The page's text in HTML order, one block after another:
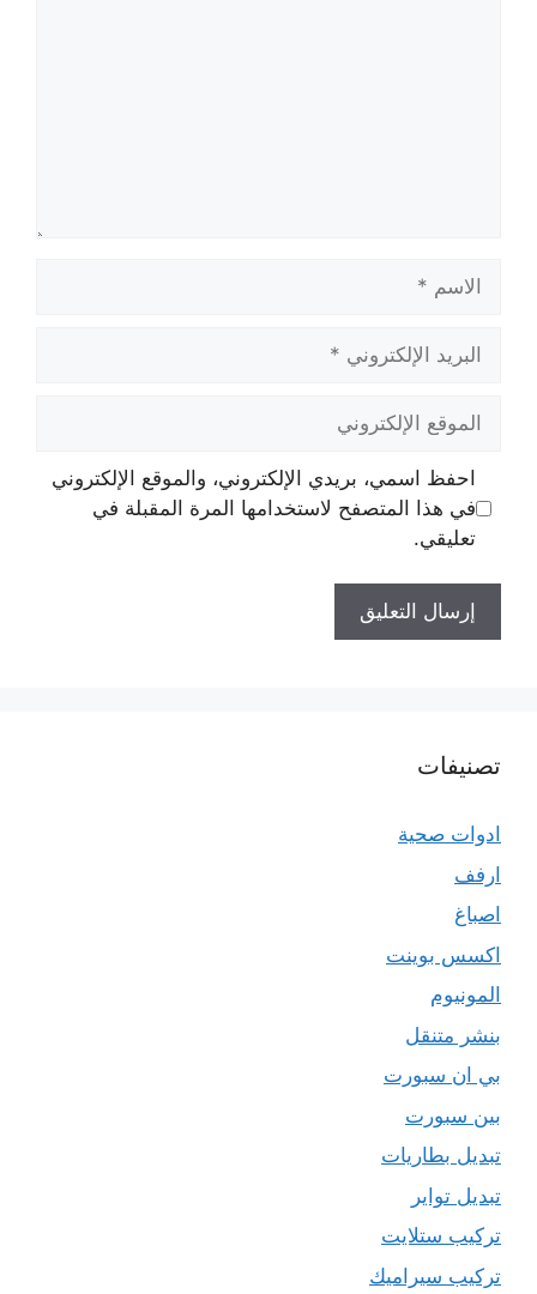
الإلكتروني
الإلكتروني
احفظ اسمي، بريدي الإلكتروني، والموقع الإلكتروني
في هذا المتصفح لاستخدامها المرة المقبلة في
تعليقي.
تصنيفات
ادوات صحية
ارفف
اصباغ
اكسس بوينت
المونيوم
بنشر متنقل
بي ان سبورت
بين سبورت
تبديل بطاريات
تبديل تواير
تركيب ستلايت
تركيب سيراميك